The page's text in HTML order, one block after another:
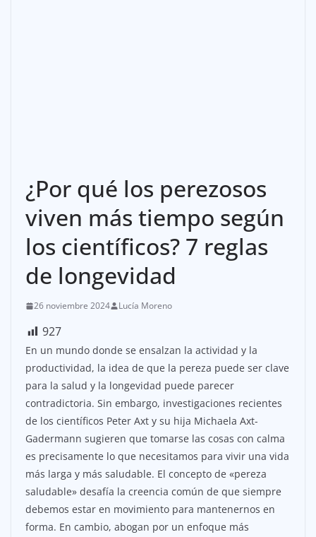
¿Por qué los perezosos
viven más tiempo según
los científicos? 7 reglas
de longevidad
26 noviembre 2024 Lucía Moreno
927
En un mundo donde se ensalzan la actividad y la
productividad, la idea de que la pereza puede ser clave
para la salud y la longevidad puede parecer
contradictoria. Sin embargo, investigaciones recientes
de los científicos Peter Axt y su hija Michaela Axt-
Gadermann sugieren que tomarse las cosas con calma
es precisamente lo que necesitamos para vivir una vida
más larga y más saludable. El concepto de «pereza
saludable» desafía la creencia común de que siempre
debemos estar en movimiento para mantenernos en
forma. En cambio, abogan por un enfoque más